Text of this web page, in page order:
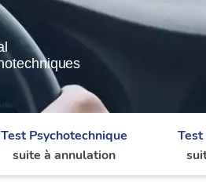
Test Psychotechnique
suite à annulation
Test